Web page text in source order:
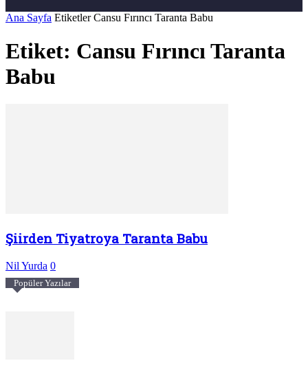
Ana Sayfa Etiketler Cansu Fırıncı Taranta Babu
Etiket: Cansu Fırıncı Taranta
Babu
Şiirden Tiyatroya Taranta Babu
Nil Yurda 0
Popüler Yazılar